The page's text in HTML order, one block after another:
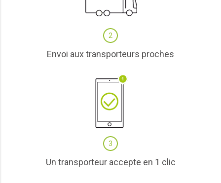
2
Envoi aux transporteurs proches
3
Un transporteur accepte en 1 clic